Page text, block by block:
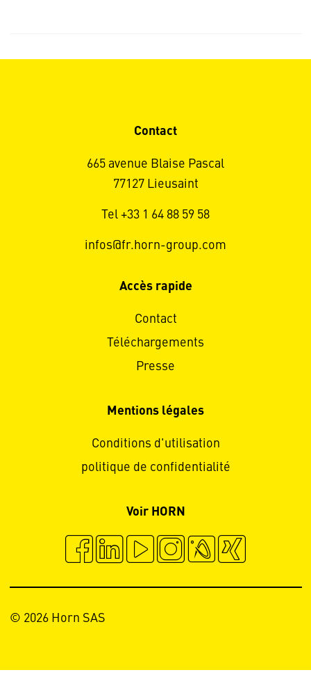
Contact
665 avenue Blaise Pascal
77127 Lieusaint
Tel +33 1 64 88 59 58
infos@fr.horn-group.com
Accès rapide
Contact
Téléchargements
Presse
Mentions légales
Conditions d'utilisation
politique de confidentialité
Voir HORN
© 2026 Horn SAS